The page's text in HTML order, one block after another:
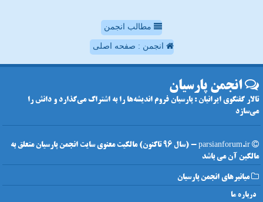
مطالب انجمن
انجمن : صفحه اصلی
انجمن پارسیان
تالار گفتگوی ایرانیان : پارسیان فروم اندیشه‌ها را به اشتراک می‌گذارد و دانش را
می‌سازد
parsianforum.ir - (سال 96 تاکنون) مالکیت معنوی سایت انجمن پارسیان متعلق به
مالکین آن می باشد
میانبرهای انجمن پارسیان
درباره ما